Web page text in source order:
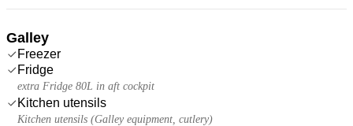
Galley
Freezer
Fridge
extra Fridge 80L in aft cockpit
Kitchen utensils
Kitchen utensils (Galley equipment, cutlery)